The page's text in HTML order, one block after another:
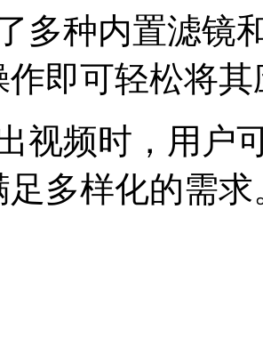
多种内置滤镜
作即可轻松将
视频时，用户
足多样化的需求